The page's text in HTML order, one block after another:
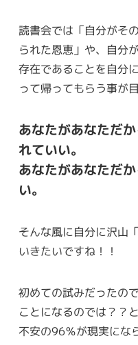
読書会では「自分がそ
られた恩恵」や、自分
存在であることを自分
って帰ってもらう事が
あなたがあなただ
れていい。
あなたがあなただ
い。
そんな風に自分に沢山
いきたいですね！！
初めての試みだったの
ことになるのでは？？
不安の96％が現実にな